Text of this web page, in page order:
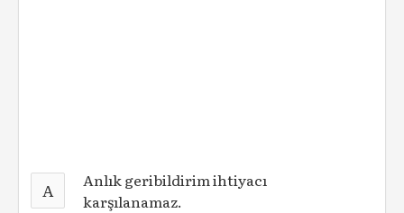
A
Anlık geribildirim ihtiyacı
karşılanamaz.